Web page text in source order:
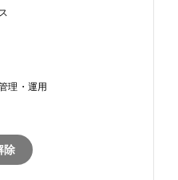
理・運用
除